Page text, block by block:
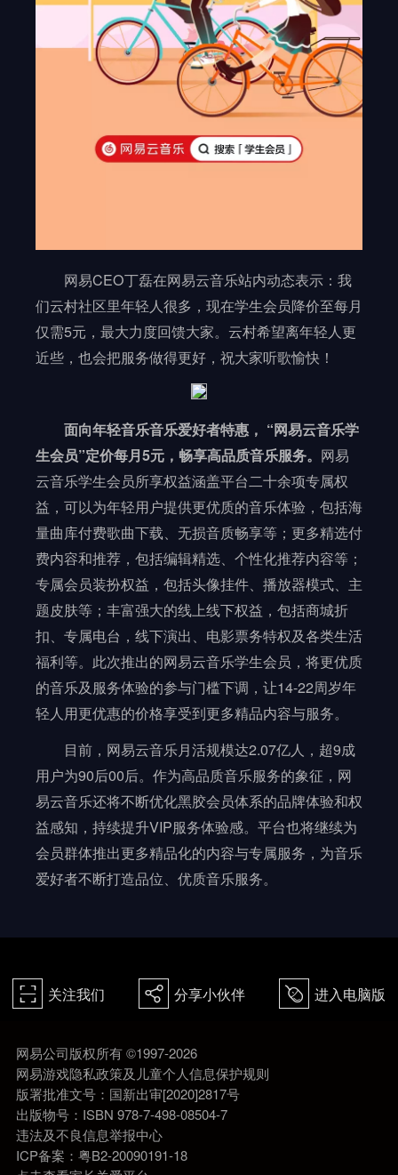
网易CEO丁磊在网易云音乐站内动态表示：我
们云村社区里年轻人很多，现在学生会员降价至每月
仅需5元，最大力度回馈大家。云村希望离年轻人更
近些，也会把服务做得更好，祝大家听歌愉快！
面向年轻音乐音乐爱好者特惠， “网易云音乐学
生会员”定价每月5元，畅享高品质音乐服务。 网易
云音乐学生会员所享权益涵盖平台二十余项专属权
益，可以为年轻用户提供更优质的音乐体验，包括海
量曲库付费歌曲下载、无损音质畅享等；更多精选付
费内容和推荐，包括编辑精选、个性化推荐内容等；
专属会员装扮权益，包括头像挂件、播放器模式、主
题皮肤等；丰富强大的线上线下权益，包括商城折
扣、专属电台，线下演出、电影票务特权及各类生活
福利等。此次推出的网易云音乐学生会员，将更优质
的音乐及服务体验的参与门槛下调，让14-22周岁年
轻人用更优惠的价格享受到更多精品内容与服务。
目前，网易云音乐月活规模达2.07亿人，超9成
用户为90后00后。作为高品质音乐服务的象征，网
易云音乐还将不断优化黑胶会员体系的品牌体验和权
益感知，持续提升VIP服务体验感。平台也将继续为
会员群体推出更多精品化的内容与专属服务，为音乐
爱好者不断打造品位、优质音乐服务。
򰀁 关注我们 򰀂 分享小伙伴 򰀄 进入电脑版
网易公司版权所有 ©1997-2026
网易游戏隐私政策及儿童个人信息保护规则
版署批准文号：国新出审[2020]2817号
出版物号：ISBN 978-7-498-08504-7
违法及不良信息举报中心
ICP备案：粤B2-20090191-18